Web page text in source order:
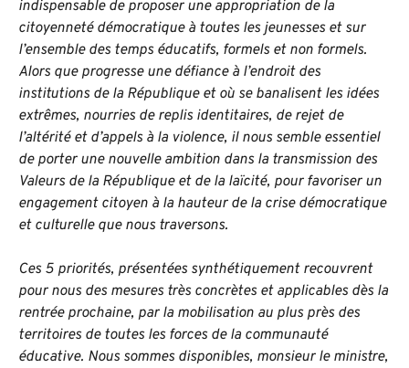
indispensable de proposer une appropriation de la
citoyenneté démocratique à toutes les jeunesses et sur
l’ensemble des temps éducatifs, formels et non formels.
Alors que progresse une défiance à l’endroit des
institutions de la République et où se banalisent les idées
extrêmes, nourries de replis identitaires, de rejet de
l’altérité et d’appels à la violence, il nous semble essentiel
de porter une nouvelle ambition dans la transmission des
Valeurs de la République et de la laïcité, pour favoriser un
engagement citoyen à la hauteur de la crise démocratique
et culturelle que nous traversons.
Ces 5 priorités, présentées synthétiquement recouvrent
pour nous des mesures très concrètes et applicables dès la
rentrée prochaine, par la mobilisation au plus près des
territoires de toutes les forces de la communauté
éducative. Nous sommes disponibles, monsieur le ministre,